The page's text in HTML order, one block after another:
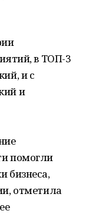
в ТОП-3
и с
и
помогли
бизнеса,
отметила